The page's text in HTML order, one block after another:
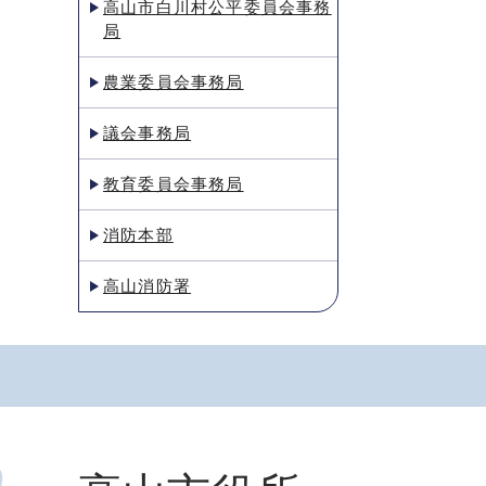
高山市白川村公平委員会事務
局
農業委員会事務局
議会事務局
教育委員会事務局
消防本部
高山消防署